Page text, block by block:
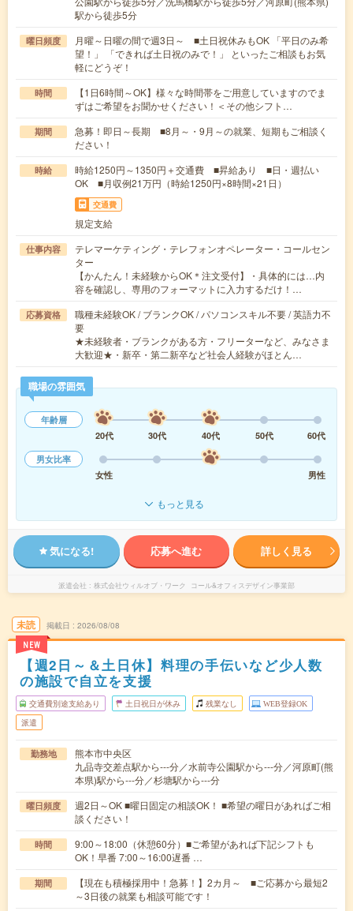
駅から徒歩5分
曜日頻度
月曜～日曜の間で週3日～ ■土日祝休みもOK 「平日のみ希
望！」 「できれば土日祝のみで！」 といったご相談もお気
軽にどうぞ！
時間
【1日6時間～OK】様々な時間帯をご用意していますのでま
ずはご希望をお聞かせください！＜その他シフト…
期間
急募！即日～長期 ■8月～・9月～の就業、短期もご相談く
ださい！
時給
時給1250円～1350円＋交通費 ■昇給あり ■日・週払い
OK ■月収例21万円（時給1250円×8時間×21日）
交通費
規定支給
仕事内容
テレマーケティング・テレフォンオペレーター・コールセン
ター
【かんたん！未経験からOK＊注文受付】・具体的には…内
容を確認し、専用のフォーマットに入力するだけ！…
応募資格
職種未経験OK / ブランクOK / パソコンスキル不要 / 英語力不
要
★未経験者・ブランクがある方・フリーターなど、みなさま
大歓迎★・新卒・第二新卒など社会人経験がほとん…
職場の雰囲気
年齢層
20代
30代 40代 50代
60代
男女比率
女性
男性
もっと見る
気になる! 応募へ進む 詳しく見る
派遣会社 株式会社ウィルオブ・ワーク コール&オフィスデザイン事業部
未読
NEW
掲載日 2026/08/08
【週2日～＆土日休】料理の手伝いなど少人数
の施設で自立を支援
交通費別途支給あり 土日祝日が休み 残業なし WEB登録OK
派遣
勤務地
熊本市中央区
九品寺交差点駅から---分／水前寺公園駅から---分／河原町(熊
本県)駅から---分／杉塘駅から---分
曜日頻度
週2日～OK ■曜日固定の相談OK！ ■希望の曜日があればご相
談ください！
時間
9:00～18:00（休憩60分）■ご希望があれば下記シフトも
OK！早番 7:00～16:00遅番 …
期間
【現在も積極採用中！急募！】2カ月～ ■ご応募から最短2
～3日後の就業も相談可能です！